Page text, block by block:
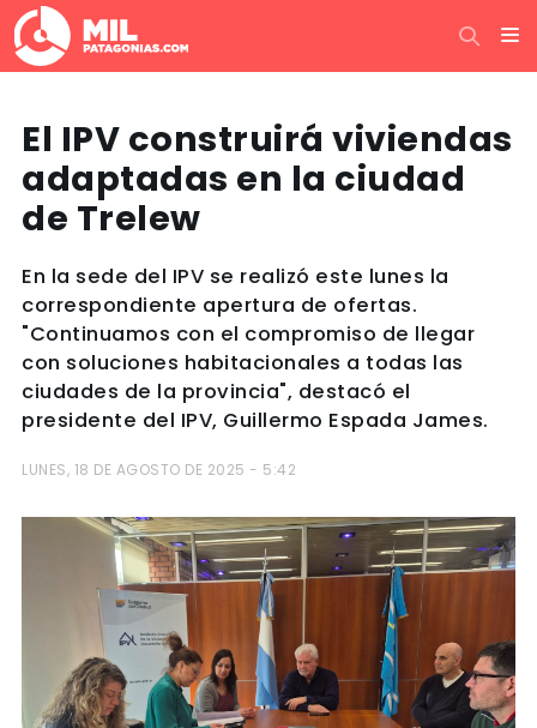
El IPV construirá viviendas
adaptadas en la ciudad
de Trelew
En la sede del IPV se realizó este lunes la
correspondiente apertura de ofertas.
"Continuamos con el compromiso de llegar
con soluciones habitacionales a todas las
ciudades de la provincia", destacó el
presidente del IPV, Guillermo Espada James.
LUNES, 18 DE AGOSTO DE 2025 - 5:42